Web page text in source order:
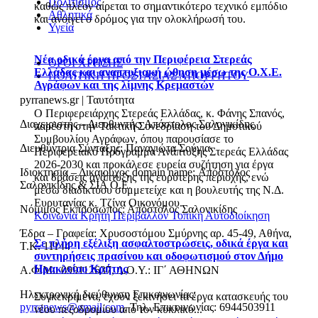
καθώς πλέον αίρεται το σημαντικότερο τεχνικό εμπόδιο
και ανοίγει ο δρόμος για την ολοκλήρωσή του.
Νέα οδικά έργα από την Περιφέρεια Στερεάς
Ελλάδας και αναπτυξιακή ώθηση μέσω της Ο.Χ.Ε.
Αγράφων και της λίμνης Κρεμαστών
Ο Περιφερειάρχης Στερεάς Ελλάδας, κ. Φάνης Σπανός,
παρέστη στην Τακτική Συνεδρίαση του Δημοτικού
Συμβουλίου Αγράφων, όπου παρουσίασε το
Περιφερειακό Πρόγραμμα Ανάπτυξης Στερεάς Ελλάδας
2026-2030 και προκάλεσε ευρεία συζήτηση για έργα
και δράσεις ανάπτυξης της ευρύτερης περιοχής, ενώ
μέσω διαδικτύου συμμετείχε και η βουλευτής της Ν.Δ.
Ευρυτανίας κ. Τζίνα Οικονόμου.
ΚοινωνίαΚρήτηΠεριβάλλονΤοπική Αυτοδιοίκηση
Σε πλήρη εξέλιξη ασφαλτοστρώσεις, οδικά έργα και
συντηρήσεις πρασίνου και οδοφωτισμού στον Δήμο
Ηρακλείου Κρήτης
Συγκεκριμένα, έχουν ξεκινήσει τα έργα κατασκευής του
νέου πεζοδρομίου από τον κυκλικό...
Αθλητικά
Υγεία
ΟΡΟΙ ΧΡΗΣΗΣ
ΠΟΛΙΤΙΚΗ ΠΡΟΣΤΑΣΙΑΣ ΑΠΟΡΡΗΤΟΥ
pyrranews.gr | Ταυτότητα
Διαχειριστής – Διευθυντής: Απόστολος Σαλονικίδης
Διευθύντρια Σύνταξης: Παναγιώτα Σούγια
Ιδιοκτησία – Δικαιούχος domain name: Απόστολος
Σαλονικίδης & ΣΙΑ Ο.Ε.
Νόμιμος Εκπρόσωπος: Απόστολος Σαλονικίδης
Έδρα – Γραφεία: Χρυσοστόμου Σμύρνης αρ. 45-49, Αθήνα,
Τ.Κ. 11144
Α.Φ.Μ.: 099112637, Δ.Ο.Υ.: ΙΓ΄ ΑΘΗΝΩΝ
Ηλεκτρονική διεύθυνση Επικοινωνίας:
pyrranews@gmail.com, Τηλ. Επικοινωνίας: 6944503911